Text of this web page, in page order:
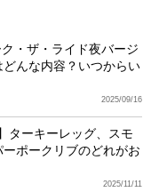
・ザ・ライド夜バージ
んな内容？いつからい
2025/09/16
ターキーレッグ、スモ
ポークリブのどれがお
2025/11/11